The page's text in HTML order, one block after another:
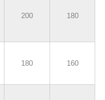
200 180
180 160